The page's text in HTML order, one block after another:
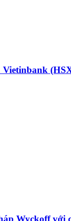
Vietinbank
Wyckoff với